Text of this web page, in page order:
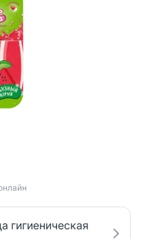
гигиеническая